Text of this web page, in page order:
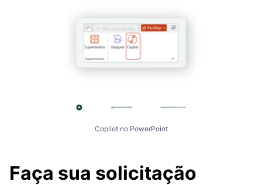
Copilot no PowerPoint
Faça sua solicitação